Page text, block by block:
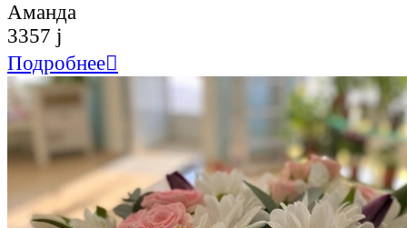
Аманда
3357 j
Подробнее